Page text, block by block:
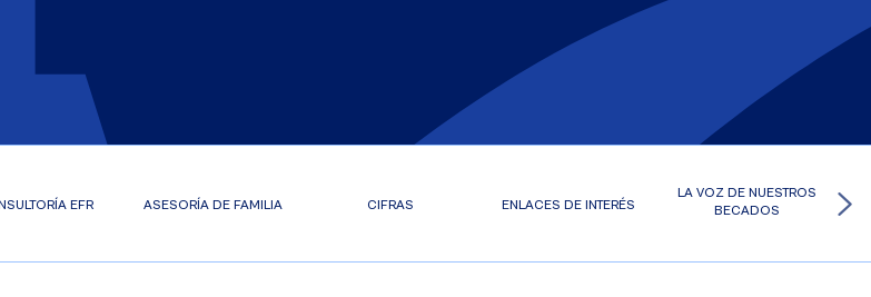
EFR ASESORÍA DE FAMILIA CIFRAS ENLACES DE INTERÉS
LA VOZ DE NUESTROS
BECADOS